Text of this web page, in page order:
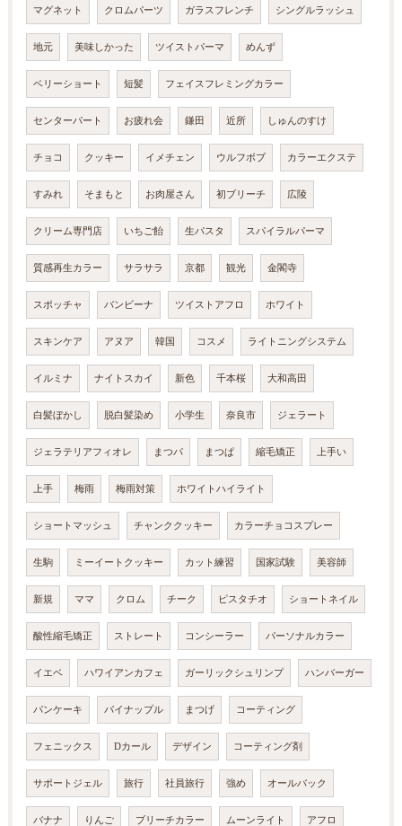
マグネット クロムパーツ ガラスフレンチ シングルラッシュ
地元 美味しかった ツイストパーマ めんず
ベリーショート 短髪 フェイスフレミングカラー
センターパート お疲れ会 鎌田 近所 しゅんのすけ
チョコ クッキー イメチェン ウルフボブ カラーエクステ
すみれ そまもと お肉屋さん 初ブリーチ 広陵
クリーム専門店 いちご飴 生パスタ スパイラルパーマ
質感再生カラー サラサラ 京都 観光 金閣寺
スポッチャ バンビーナ ツイストアフロ ホワイト
スキンケア アヌア 韓国 コスメ ライトニングシステム
イルミナ ナイトスカイ 新色 千本桜 大和高田
白髪ぼかし 脱白髪染め 小学生 奈良市 ジェラート
ジェラテリアフィオレ まつパ まつぱ 縮毛矯正 上手い
上手 梅雨 梅雨対策 ホワイトハイライト
ショートマッシュ チャンククッキー カラーチョコスプレー
生駒 ミーイートクッキー カット練習 国家試験 美容師
新規 ママ クロム チーク ピスタチオ ショートネイル
酸性縮毛矯正 ストレート コンシーラー パーソナルカラー
イエベ ハワイアンカフェ ガーリックシュリンプ ハンバーガー
パンケーキ パイナップル まつげ コーティング
フェニックス Dカール デザイン コーティング剤
サポートジェル 旅行 社員旅行 強め オールバック
バナナ りんご ブリーチカラー ムーンライト アフロ